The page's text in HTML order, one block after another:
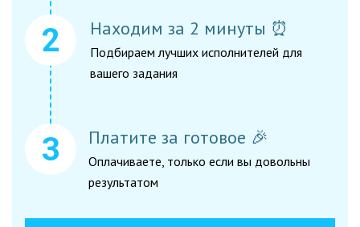
Находим за 2 минуты ⏰
Подбираем лучших исполнителей для
вашего задания
Платите за готовое 🎉
Оплачиваете, только если вы довольны
результатом